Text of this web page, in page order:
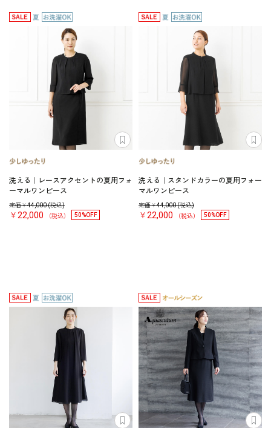
洗える｜レースアクセントの夏用フォ
ーマルワンピース
定価￥44,000(税込)
￥22,000 （税込） 50%OFF
洗える｜スタンドカラーの夏用フォー
マルワンピース
定価￥44,000(税込)
￥22,000 （税込） 50%OFF